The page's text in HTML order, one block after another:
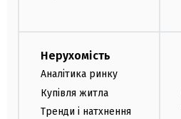
Нерухомість
Аналітика ринку
Купівля житла
Тренди і натхнення